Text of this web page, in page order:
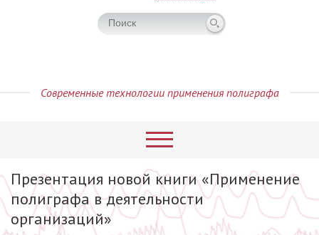
Современные технологии применения полиграфа
Презентация новой книги «Применение
полиграфа в деятельности
организаций»